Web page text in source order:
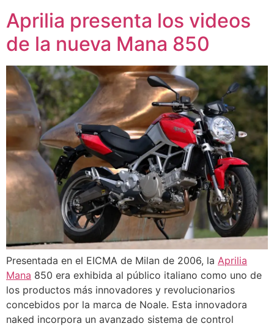
Aprilia presenta los videos
de la nueva Mana 850
Presentada en el EICMA de Milan de 2006, la Aprilia
Mana 850 era exhibida al público italiano como uno de
los productos más innovadores y revolucionarios
concebidos por la marca de Noale. Esta innovadora
naked incorpora un avanzado sistema de control